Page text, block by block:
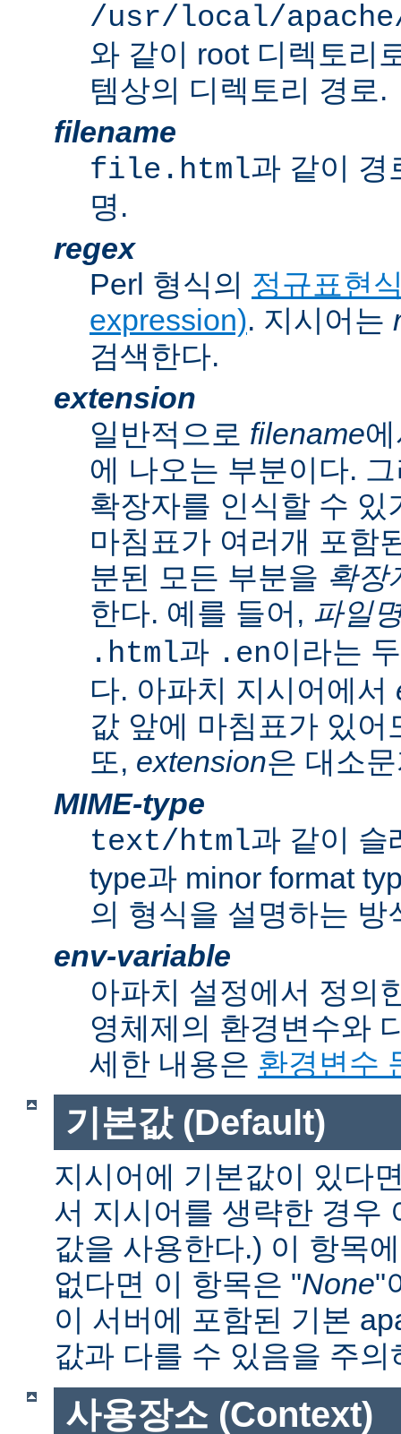
/usr/local/
와 같이 root 디렉토리
템상의 디렉토리 경로.
filename
file.html과 같이 경
명.
regex
Perl 형식의 정규표현
expression). 지시어는
검색한다.
extension
일반적으로 filename
에 나오는 부분이다.
확장자를 인식할 수
마침표가 여러개 포함
분된 모든 부분을 확장
한다. 예를 들어, 파일
.html과 .en이라는
다. 아파치 지시어에서
값 앞에 마침표가 있
또, extension은 대소
MIME-type
text/html과 같이 슬
type과 minor format
의 형식을 설명하는 방
env-variable
아파치 설정에서 정의
영체제의 환경변수와
세한 내용은 환경변수
기본값 (Default)
지시어에 기본값이 있다
서 지시어를 생략한 경우
값을 사용한다.) 이 항목
없다면 이 항목은 "None"
이 서버에 포함된 기본
값과 다를 수 있음을 주의
사용장소 (Context)